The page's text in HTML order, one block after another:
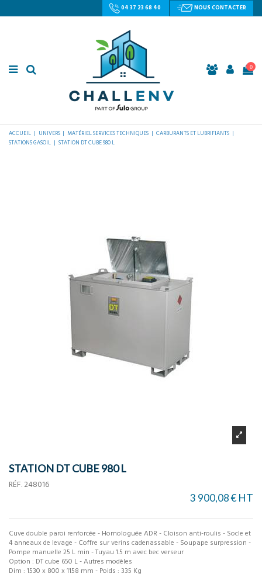
04 37 23 68 40 NOUS CONTACTER
0
ACCUEIL UNIVERS MATÉRIEL SERVICES TECHNIQUES
CARBURANTS ET LUBRIFIANTS
STATIONS GASOIL
STATION DT CUBE 980 L
STATION DT CUBE 980 L
RÉF. 248016
3 900,08 € HT
Cuve double paroi renforcée - Homologuée ADR - Cloison anti-roulis - Socle et
4 anneaux de levage - Coffre sur verins cadenassable - Soupape surpression -
Pompe manuelle 25 L min - Tuyau 1.5 m avec bec verseur
Option : DT cube 650 L - Autres modèles
Dim : 1530 x 800 x 1158 mm - Poids : 335 Kg